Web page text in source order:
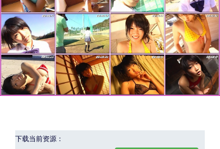
下载当前资源：